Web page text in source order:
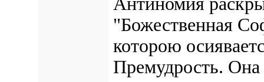
"Божественная
которою
Премудрость.